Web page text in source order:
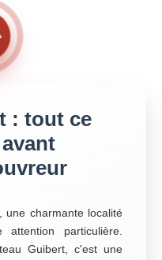
: tout ce
une charmante localité
particulière.
Guibert, c'est une